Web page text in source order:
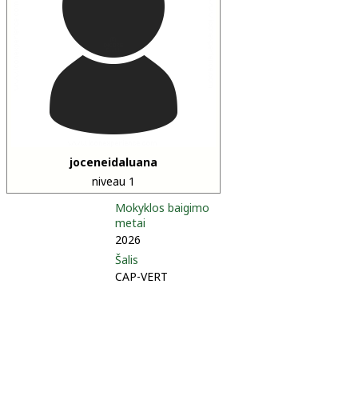
joceneidaluana
niveau 1
Mokyklos baigimo
metai
2026
Šalis
CAP-VERT